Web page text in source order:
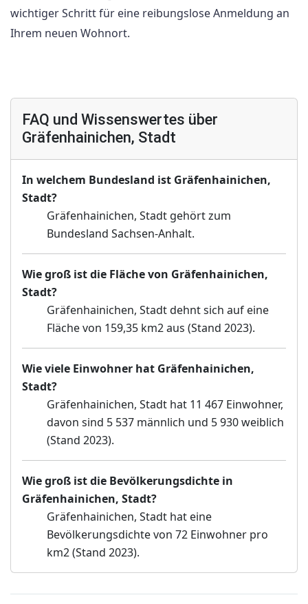
wichtiger Schritt für eine reibungslose Anmeldung an
Ihrem neuen Wohnort.
FAQ und Wissenswertes über
Gräfenhainichen, Stadt
In welchem Bundesland ist Gräfenhainichen,
Stadt?
Gräfenhainichen, Stadt gehört zum
Bundesland Sachsen-Anhalt.
Wie groß ist die Fläche von Gräfenhainichen,
Stadt?
Gräfenhainichen, Stadt dehnt sich auf eine
Fläche von 159,35 km2 aus (Stand 2023).
Wie viele Einwohner hat Gräfenhainichen,
Stadt?
Gräfenhainichen, Stadt hat 11 467 Einwohner,
davon sind 5 537 männlich und 5 930 weiblich
(Stand 2023).
Wie groß ist die Bevölkerungsdichte in
Gräfenhainichen, Stadt?
Gräfenhainichen, Stadt hat eine
Bevölkerungsdichte von 72 Einwohner pro
km2 (Stand 2023).